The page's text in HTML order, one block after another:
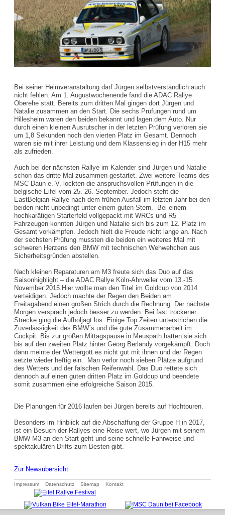
Bei seiner Heimveranstaltung darf Jürgen selbstverständlich auch
nicht fehlen. Am 1. Augustwochenende fand die ADAC Rallye
Oberehe statt. Bereits zum dritten Mal gingen dort Jürgen und
Natalie zusammen an den Start. Die sechs Prüfungen rund um
Hillesheim waren den beiden bekannt und lagen dem Auto. Nur
durch einen kleinen Ausrutscher in der letzten Prüfung verloren sie
um 1,8 Sekunden noch den vierten Platz im Gesamt. Dennoch
waren sie mit ihrer Leistung und dem Klassensieg in der H15 mehr
als zufrieden.
Auch bei der nächsten Rallye im Kalender sind Jürgen und Natalie
schon das dritte Mal zusammen gestartet. Zwei weitere Teams des
MSC Daun e. V. lockten die anspruchsvollen Prüfungen in die
belgische Eifel vom 25.-26. September. Jedoch steht die
EastBelgian Rallye nach dem frühen Ausfall im letzten Jahr bei den
beiden nicht unbedingt unter einem guten Stern. Bei einem
hochkarätigen Starterfeld vollgepackt mit WRCs und R5
Fahrzeugen konnten Jürgen und Natalie sich bis zum 12. Platz im
Gesamt vorkämpfen. Jedoch hielt die Freude nicht lange an. Nach
der sechsten Prüfung mussten die beiden ein weiteres Mal mit
schweren Herzens den BMW mit technischen Wehwehchen aus
Sicherheitsgründen abstellen.
Nach kleinen Reparaturen am M3 freute sich das Duo auf das
Saisonhighlight – die ADAC Rallye Köln-Ahrweiler vom 13.-15.
November 2015.Hier wollte man den Titel im Goldcup von 2014
verteidigen. Jedoch machte der Regen den Beiden am
Freitagabend einen großen Strich durch die Rechnung. Der nächste
Morgen versprach jedoch besser zu werden. Bei fast trockener
Strecke ging die Aufholjagt los. Einige Top Zeiten unterstrichen die
Zuverlässigkeit des BMW´s und die gute Zusammenarbeit im
Cockpit. Bis zur großen Mittagspause in Meuspath hatten sie sich
bis auf den zweiten Platz hinter Georg Berlandy vorgekämpft. Doch
dann meinte der Wettergott es nicht gut mit ihnen und der Regen
setzte wieder heftig ein. Man verlor noch sieben Plätze aufgrund
des Wetters und der falschen Reifenwahl. Das Duo rettete sich
dennoch auf einen guten dritten Platz im Goldcup und beendete
somit zusammen eine erfolgreiche Saison 2015.
Die Planungen für 2016 laufen bei Jürgen bereits auf Hochtouren.
Besonders im Hinblick auf die Abschaffung der Gruppe H in 2017,
ist ein Besuch der Rallyes eine Reise wert, wo Jürgen mit seinem
BMW M3 an den Start geht und seine schnelle Fahrweise und
spektakulären Drifts zum Besten gibt.
Zur Newsübersicht
Navigation
überspringen
Impressum Datenschutz Sitemap Kontakt